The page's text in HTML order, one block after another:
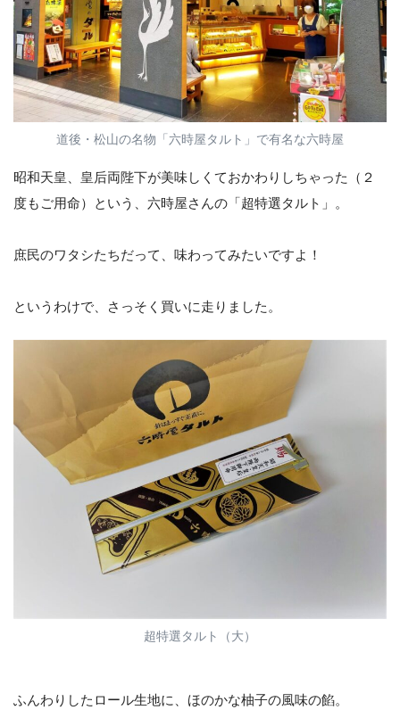
道後・松山の名物「六時屋タルト」で有名な六時屋
昭和天皇、皇后両陛下が美味しくておかわりしちゃった（２
度もご用命）という、六時屋さんの「超特選タルト」。
庶民のワタシたちだって、味わってみたいですよ！
というわけで、さっそく買いに走りました。
超特選タルト（大）
ふんわりしたロール生地に、ほのかな柚子の風味の餡。